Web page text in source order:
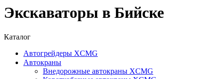
Экскаваторы в Бийске
Каталог
Автогрейдеры XCMG
Автокраны
Внедорожные автокраны XCMG